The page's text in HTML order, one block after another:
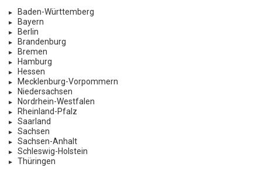
Baden-Württemberg
Bayern
Berlin
Brandenburg
Bremen
Hamburg
Hessen
Mecklenburg-Vorpommern
Niedersachsen
Nordrhein-Westfalen
Rheinland-Pfalz
Saarland
Sachsen
Sachsen-Anhalt
Schleswig-Holstein
Thüringen